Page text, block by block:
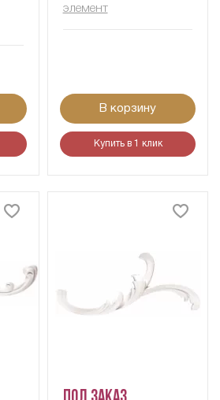
элемент
В корзину
Купить в 1 клик